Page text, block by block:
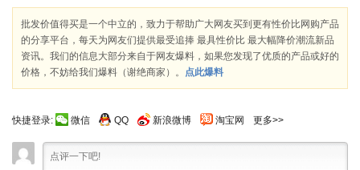
批发价值得买是一个中立的，致力于帮助广大网友买到更有性价比网购产品
的分享平台，每天为网友们提供最受追捧 最具性价比 最大幅降价潮流新品
资讯。我们的信息大部分来自于网友爆料，如果您发现了优质的产品或好的
价格，不妨给我们爆料（谢绝商家）。 点此爆料
快捷登录: 微信 QQ 新浪微博 淘宝网 更多>>